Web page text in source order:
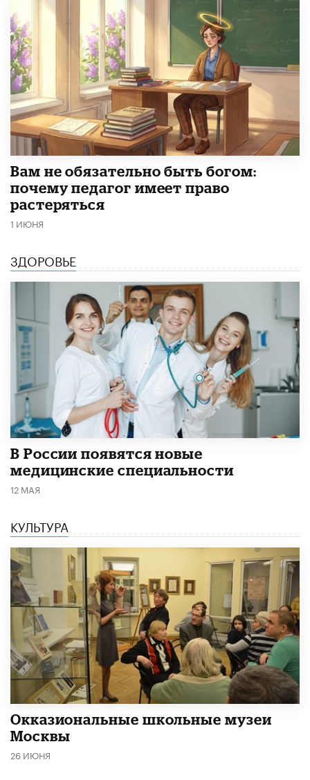
​Вам не обязательно быть богом:
почему педагог имеет право
растеряться
1 ИЮНЯ
ЗДОРОВЬЕ
В России появятся новые
медицинские специальности
12 МАЯ
КУЛЬТУРА
​Окказиональные школьные музеи
Москвы
26 ИЮНЯ